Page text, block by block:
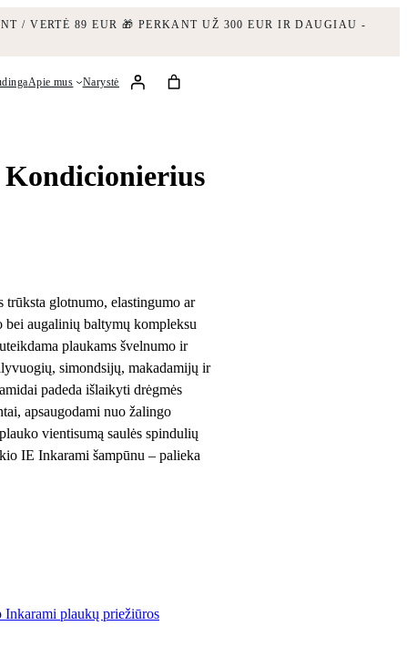
/ VERTĖ 89 EUR 🎁 PERKANT UŽ 300 EUR IR DAUGIAU -
Apie mus Narystė
glotnumo, elastingumo ar
augalinių baltymų kompleksu
plaukams švelnumo ir
simondsijų, makadamijų ir
padeda išlaikyti drėgmės
apsaugodami nuo žalingo
vientisumą saulės spindulių
IE Inkarami šampūnu – palieka
Inkarami plaukų priežiūros